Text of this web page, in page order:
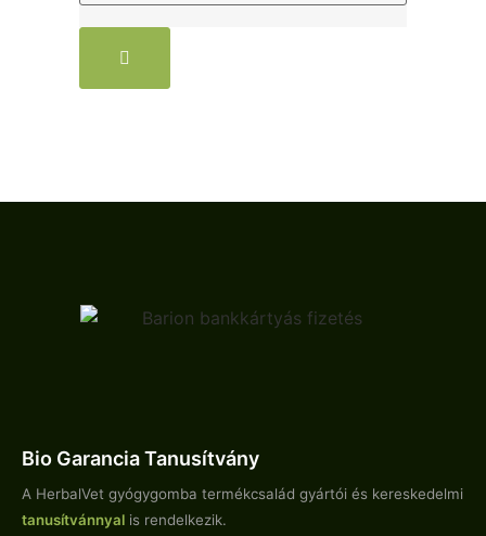
Bio Garancia Tanusítvány
A HerbalVet gyógygomba termékcsalád gyártói és kereskedelmi
tanusítvánnyal is rendelkezik.